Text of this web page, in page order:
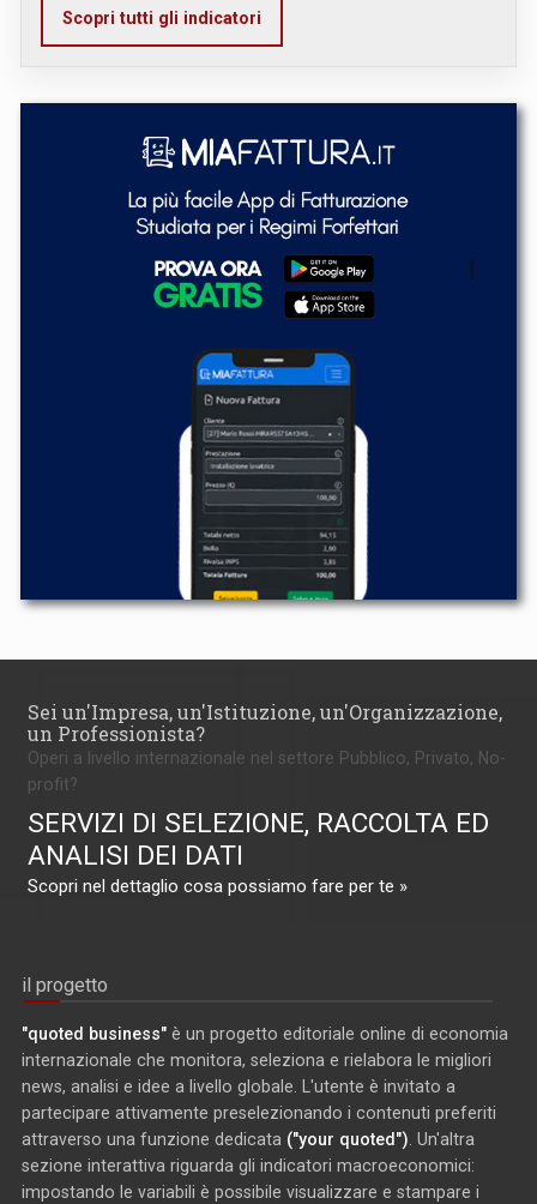
Scopri tutti gli indicatori
Sei un'Impresa, un'Istituzione, un'Organizzazione,
un Professionista?
Operi a livello internazionale nel settore Pubblico, Privato, No-
profit?
SERVIZI DI SELEZIONE, RACCOLTA ED
ANALISI DEI DATI
Scopri nel dettaglio cosa possiamo fare per te »
il progetto
"quoted business" è un progetto editoriale online di economia
internazionale che monitora, seleziona e rielabora le migliori
news, analisi e idee a livello globale. L'utente è invitato a
partecipare attivamente preselezionando i contenuti preferiti
attraverso una funzione dedicata ("your quoted"). Un'altra
sezione interattiva riguarda gli indicatori macroeconomici:
impostando le variabili è possibile visualizzare e stampare i